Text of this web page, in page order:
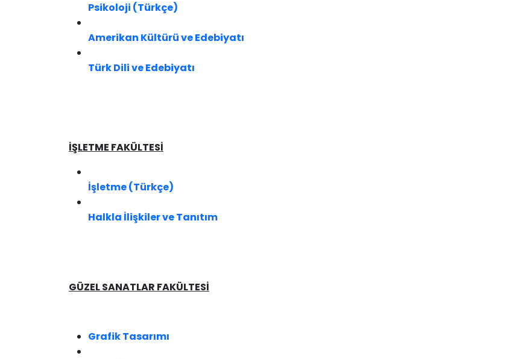
Psikoloji (Türkçe)
Amerikan Kültürü ve Edebiyatı
Türk Dili ve Edebiyatı​
​İŞLETME FAKÜLTESİ
İşletme (Türkçe)
Halkla İlişkiler ve Tanıtım
GÜZEL SANATLAR FAKÜLTESİ
Grafik Tasarımı​